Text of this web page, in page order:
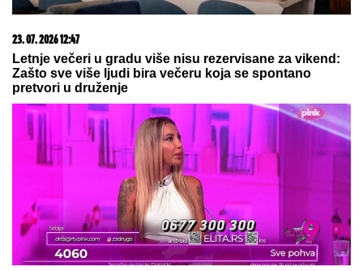
23. 07. 2026 12:47
Letnje večeri u gradu više nisu rezervisane za vikend:
Zašto sve više ljudi bira večeru koja se spontano
pretvori u druženje